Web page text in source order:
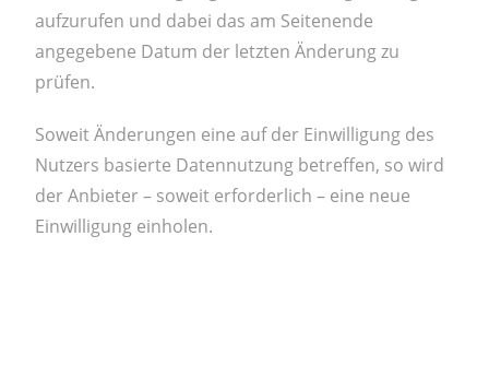
aufzurufen und dabei das am Seitenende
angegebene Datum der letzten Änderung zu
prüfen.
Soweit Änderungen eine auf der Einwilligung des
Nutzers basierte Datennutzung betreffen, so wird
der Anbieter – soweit erforderlich – eine neue
Einwilligung einholen.